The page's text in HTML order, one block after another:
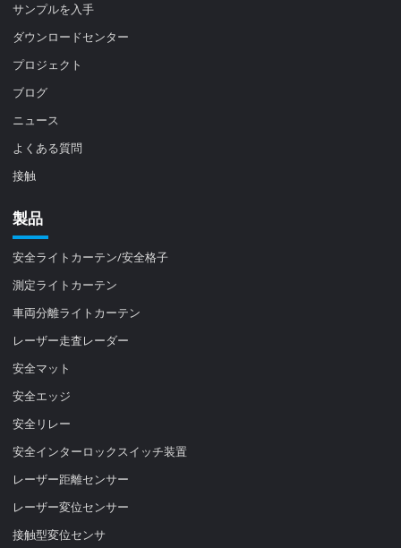
サンプルを入手
ダウンロードセンター
プロジェクト
ブログ
ニュース
よくある質問
接触
製品
安全ライトカーテン/安全格子
測定ライトカーテン
車両分離ライトカーテン
レーザー走査レーダー
安全マット
安全エッジ
安全リレー
安全インターロックスイッチ装置
レーザー距離センサー
レーザー変位センサー
接触型変位センサ